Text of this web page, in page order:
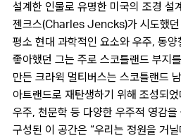
설계한 인물로 유명한 미국의 조경 설
젠크스(Charles Jencks)가 시도했던
평소 현대 과학적인 요소와 우주, 동양
좋아했던 그는 주로 스코틀랜드 부지
만든 크라윅 멀티버스는 스코틀랜드
아트랜드로 재탄생하기 위해 조성되
우주, 천문학 등 다양한 우주적 영감
구성된 이 공간은 “우리는 정원을 거